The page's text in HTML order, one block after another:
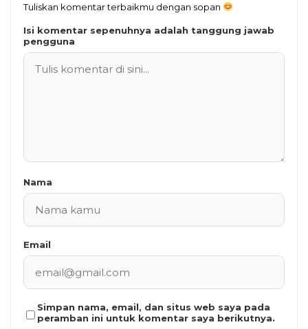
Tuliskan komentar terbaikmu dengan sopan
Isi komentar sepenuhnya adalah tanggung jawab
pengguna
Nama
Email
Simpan nama, email, dan situs web saya pada
peramban ini untuk komentar saya berikutnya.